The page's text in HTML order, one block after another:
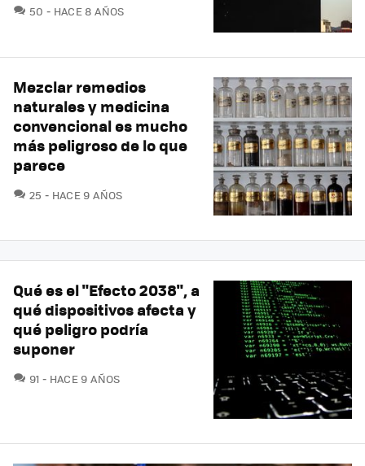
50 COMENTARIOS
HACE 8 AÑOS
Mezclar remedios
naturales y medicina
convencional es mucho
más peligroso de lo que
parece
25 COMENTARIOS
HACE 9 AÑOS
Qué es el "Efecto 2038", a
qué dispositivos afecta y
qué peligro podría
suponer
91 COMENTARIOS
HACE 9 AÑOS